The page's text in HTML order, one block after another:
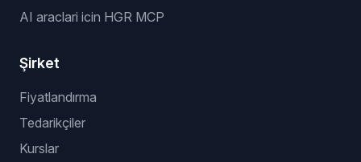
AI araclari icin HGR MCP
Şirket
Fiyatlandırma
Tedarikçiler
Kurslar